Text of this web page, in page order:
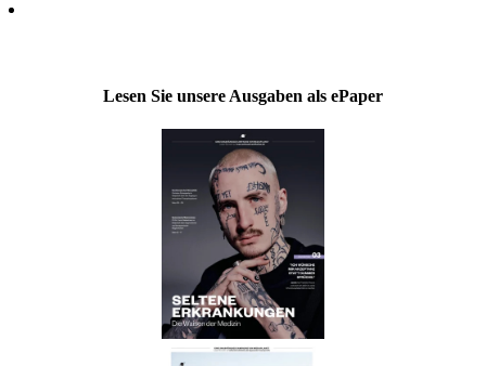
Lesen Sie unsere Ausgaben als ePaper